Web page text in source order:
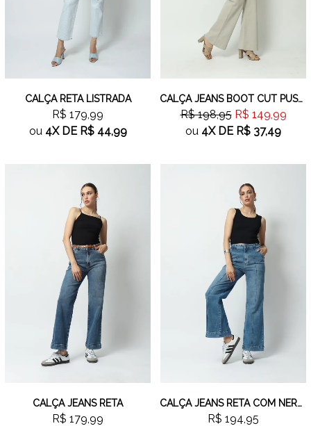
CALÇA RETA LISTRADA
R$ 179,99
ou 4XDE R$ 44,99
CALÇA JEANS BOOT CUT PUSH UP CINZA
R$ 198,95 R$ 149,99
ou 4XDE R$ 37,49
CALÇA JEANS RETA
R$ 179,99
CALÇA JEANS RETA COM NERVURA
R$ 194,95